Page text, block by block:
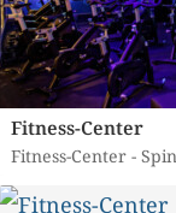
Fitness-Center
Fitness-Center -